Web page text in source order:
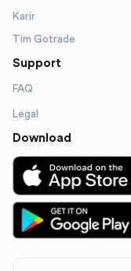
Karir
Tim Gotrade
Support
FAQ
Legal
Download